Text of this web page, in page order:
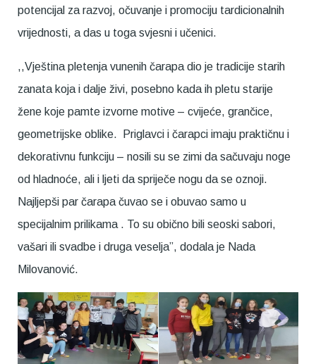
potencijal za razvoj, očuvanje i promociju tardicionalnih
vrijednosti, a das u toga svjesni i učenici.
,,Vještina pletenja vunenih čarapa dio je tradicije starih
zanata koja i dalje živi, posebno kada ih pletu starije
žene koje pamte izvorne motive – cvijeće, grančice,
geometrijske oblike. Priglavci i čarapci imaju praktičnu i
dekorativnu funkciju – nosili su se zimi da sačuvaju noge
od hladnoće, ali i ljeti da spriječe nogu da se oznoji.
Najljepši par čarapa čuvao se i obuvao samo u
specijalnim prilikama . To su obično bili seoski sabori,
vašari ili svadbe i druga veselja”, dodala je Nada
Milovanović.